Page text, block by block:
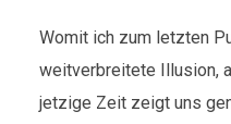
Womit ich zum letzten
weitverbreitete Illusion,
jetzige Zeit zeigt uns